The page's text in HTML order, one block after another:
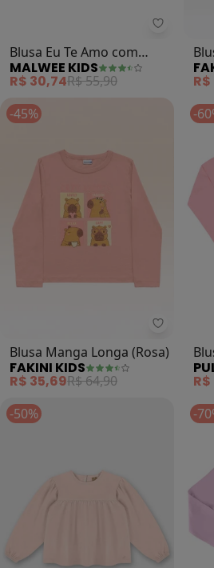
Malwee
Blusa Eu Te Amo com
Glitter (Rosa Claro)
MALWEE KIDS
R$ 30,74R$ 55,90
-45%
Fakini
Blusa Manga Longa (Rosa)
FAKINI KIDS
R$ 35,69R$ 64,90
-
-50%
-